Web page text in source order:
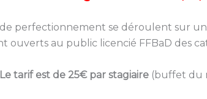
de perfectionnement se déroulent sur
ouverts au public licencié FFBaD des
Le tarif est de 25€ par stagiaire (buffet du